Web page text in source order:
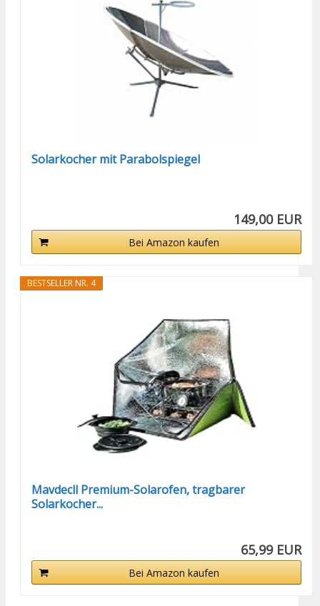
Solarkocher mit Parabolspiegel
149,00 EUR
Bei Amazon kaufen
BESTSELLER NR. 4
Mavdecll Premium-Solarofen, tragbarer
Solarkocher...
65,99 EUR
Bei Amazon kaufen